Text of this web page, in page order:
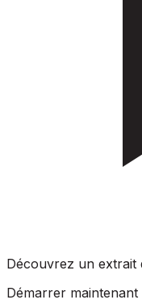
Découvrez un extrait
Démarrer maintenant